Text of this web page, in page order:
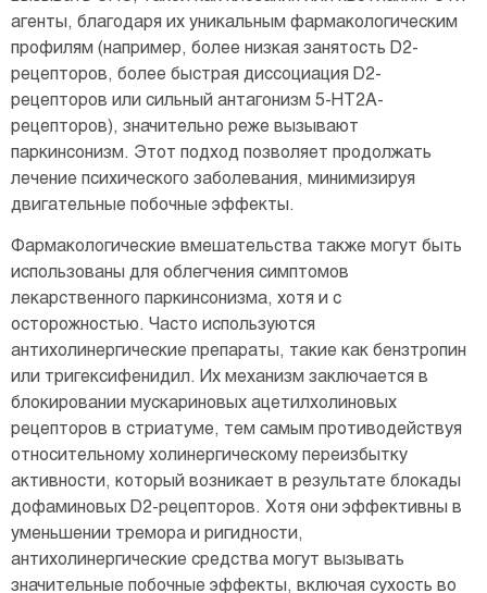
агенты, благодаря их уникальным фармакологическим
профилям (например, более низкая занятость D2-
рецепторов, более быстрая диссоциация D2-
рецепторов или сильный антагонизм 5-HT2A-
рецепторов), значительно реже вызывают
паркинсонизм. Этот подход позволяет продолжать
лечение психического заболевания, минимизируя
двигательные побочные эффекты.
Фармакологические вмешательства также могут быть
использованы для облегчения симптомов
лекарственного паркинсонизма, хотя и с
осторожностью. Часто используются
антихолинергические препараты, такие как бензтропин
или тригексифенидил. Их механизм заключается в
блокировании мускариновых ацетилхолиновых
рецепторов в стриатуме, тем самым противодействуя
относительному холинергическому переизбытку
активности, который возникает в результате блокады
дофаминовых D2-рецепторов. Хотя они эффективны в
уменьшении тремора и ригидности,
антихолинергические средства могут вызывать
значительные побочные эффекты, включая сухость во